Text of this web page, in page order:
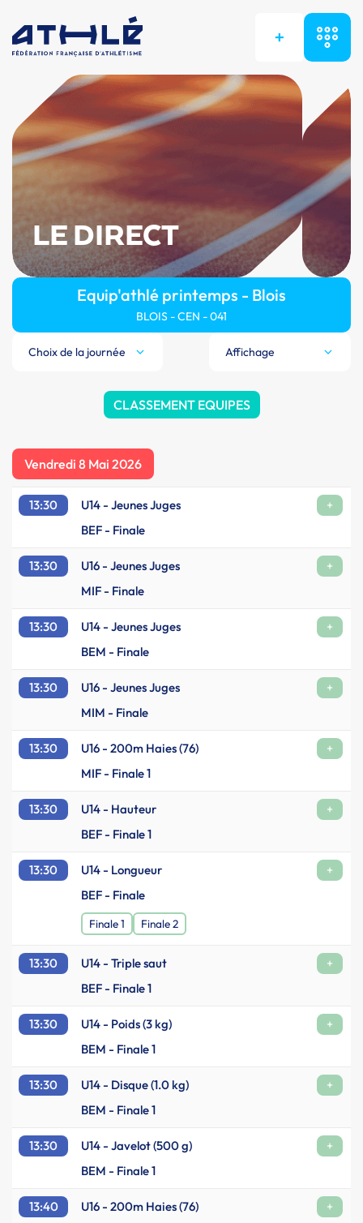
+
LE DIRECT
Equip'athlé printemps - Blois
BLOIS - CEN - 041
Choix de la journée Affichage
CLASSEMENT EQUIPES
Vendredi 8 Mai 2026
13:30 U14 - Jeunes Juges
+
BEF - Finale
13:30 U16 - Jeunes Juges
+
MIF - Finale
13:30 U14 - Jeunes Juges
+
BEM - Finale
13:30 U16 - Jeunes Juges
+
MIM - Finale
13:30 U16 - 200m Haies (76)
+
MIF - Finale 1
13:30 U14 - Hauteur
+
BEF - Finale 1
13:30 U14 - Longueur
+
BEF - Finale
Finale 1 Finale 2
13:30 U14 - Triple saut
+
BEF - Finale 1
13:30 U14 - Poids (3 kg)
+
BEM - Finale 1
13:30 U14 - Disque (1.0 kg)
+
BEM - Finale 1
13:30 U14 - Javelot (500 g)
+
BEM - Finale 1
13:40 U16 - 200m Haies (76)
+